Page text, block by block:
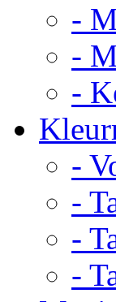
-
-
-
-
-
-
-